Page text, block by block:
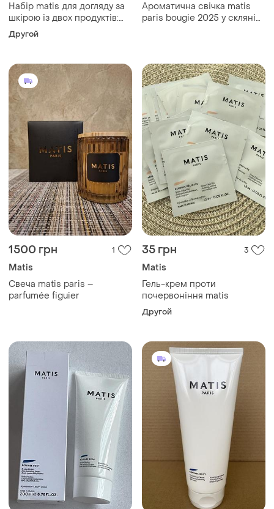
Набір matis для догляду за
шкірою із двох продуктів:
зволожувальний крем та
нічна маска, 20х20ml
Другой
Ароматична свічка matis
paris bougie 2025 у скляній
1500 грн 1
Matis
Свеча matis paris –
parfumée figuier
35 грн 3
Matis
Гель-крем проти
почервоніння matis
Другой